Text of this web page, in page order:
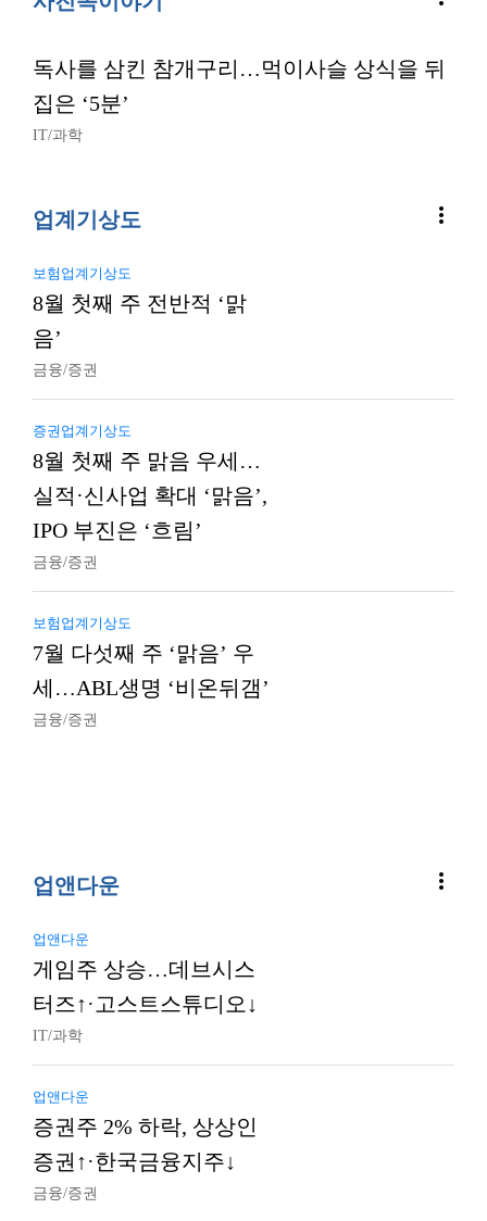
독사를 삼킨 참개구리…먹이사슬 상식을 뒤
집은 ‘5분’
IT/과학
업계기상도 more_vert
보험업계기상도
8월 첫째 주 전반적 ‘맑
음’
금융/증권
증권업계기상도
8월 첫째 주 맑음 우세…
실적·신사업 확대 ‘맑음’,
IPO 부진은 ‘흐림’
금융/증권
보험업계기상도
7월 다섯째 주 ‘맑음’ 우
세…ABL생명 ‘비온뒤갬’
금융/증권
업앤다운 more_vert
업앤다운
게임주 상승…데브시스
터즈↑·고스트스튜디오↓
IT/과학
업앤다운
증권주 2% 하락, 상상인
증권↑·한국금융지주↓
금융/증권